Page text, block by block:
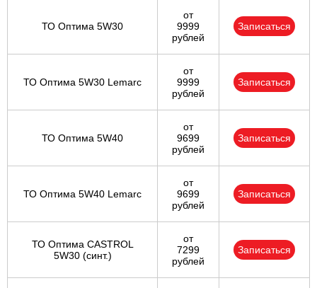
ТО Оптима 5W30
от
9999
рублей
Записаться
ТО Оптима 5W30 Lemarc
от
9999
рублей
Записаться
ТО Оптима 5W40
от
9699
рублей
Записаться
ТО Оптима 5W40 Lemarc
от
9699
рублей
Записаться
ТО Оптима CASTROL
5W30 (синт.)
от
7299
рублей
Записаться